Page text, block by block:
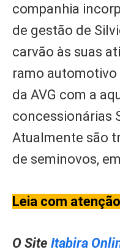
companhia
de gestão de
carvão às suas
ramo
da AVG com a
concessionárias
Atualmente são
de seminovos,
Leia com atenção
O Site Itabira